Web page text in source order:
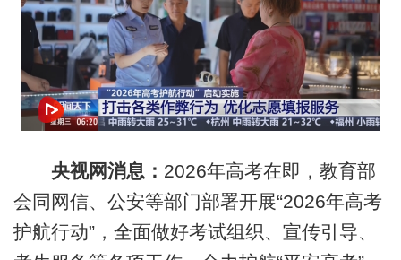
央视网消息： 2026年高考在即，教育部
会同网信、公安等部门部署开展“2026年高考
护航行动”，全面做好考试组织、宣传引导、